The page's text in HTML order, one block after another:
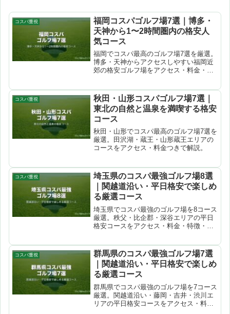
コスパ重視
福岡コスパゴルフ場7選｜博多・
天神から1〜2時間圏内の格安人
気コース
福岡でコスパ最高のゴルフ場7選を厳選。
博多・天神からアクセスしやすい福岡近
郊の格安ゴルフ場をアクセス・料金・特
す。
コスパ重視
秋田・山形コスパゴルフ場7選｜
東北の自然と温泉を満喫する格安
コース
秋田・山形でコスパ最高のゴルフ場7選を
厳選。田沢湖・蔵王・山形蔵王エリアの
コースをアクセス・料金つきで解説。
コスパ重視
埼玉県のコスパ最強ゴルフ場8選
｜関越道沿い・平日格安で楽しめ
る厳選コース
埼玉県でコスパ最強のゴルフ場を8コース
厳選。秩父・比企郡・深谷エリアの平日
格安コースをアクセス・料金・特徴・口
コスパ重視
群馬県のコスパ最強ゴルフ場7選
｜関越道沿い・平日格安で楽しめ
る厳選コース
群馬県でコスパ最強のゴルフ場を7コース
厳選。関越道沿い・藤岡・吉井・渋川エ
リアの平日格安コースをアクセス・料